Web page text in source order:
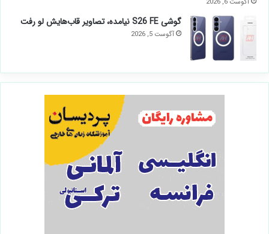
گوشی S26 FE نیامده، تصاویر قاب‌هایش لو رفت
آگوست 5, 2026